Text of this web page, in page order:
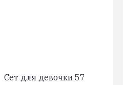
Сет для девочки 57